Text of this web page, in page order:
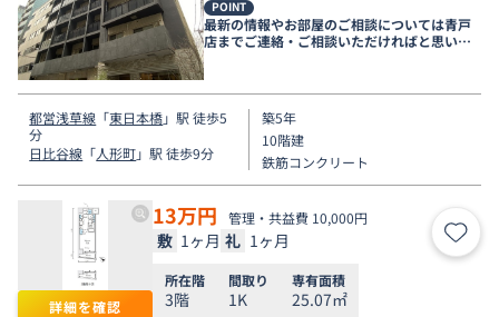
POINT
最新の情報やお部屋のご相談については青戸
店までご連絡・ご相談いただければと思いま
す。
都営浅草線 「東日本橋」駅 徒歩5
分
日比谷線 「人形町」駅 徒歩9分
築5年
10階建
鉄筋コンクリート
詳細を確認
13万円 管理・共益費 10,000円
敷 1ヶ月 礼 1ヶ月 お気
所在階
3階
間取り
1K
専有面積
25.07㎡